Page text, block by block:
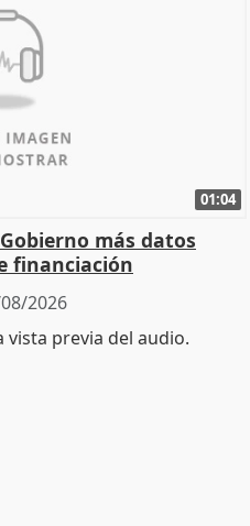
01:04
más datos
financiación
2026